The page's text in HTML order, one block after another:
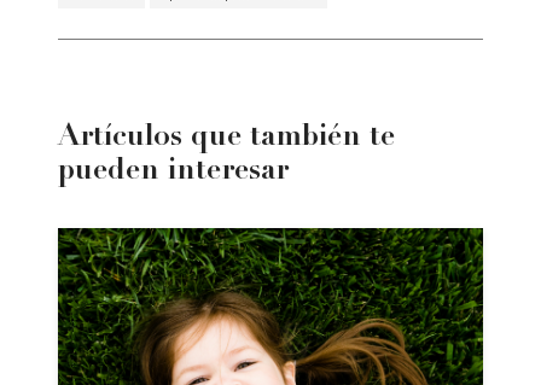
Artículos que también te
pueden interesar